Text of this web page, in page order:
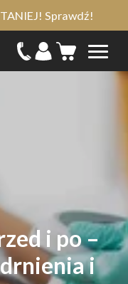
Sprawdź!
i po –
i